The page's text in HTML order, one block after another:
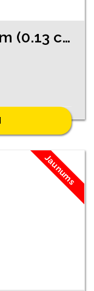
Gredzens ar briljantiem (0.13 ct.) 1470-5463
Jaunums